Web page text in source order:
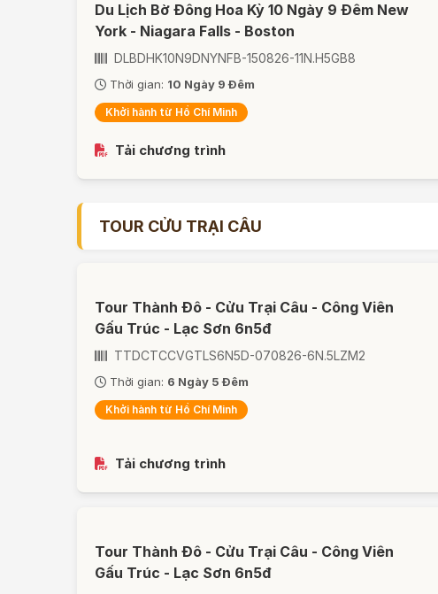
Du Lịch Bờ Đông Hoa Kỳ 10 Ngày 9 Đêm New
York - Niagara Falls - Boston
DLBDHK10N9DNYNFB-150826-11N.H5GB8
Thời gian: 10 Ngày 9 Đêm
Khởi hành từ Hồ Chí Minh
Tải chương trình
TOUR CỬU TRẠI CÂU
Tour Thành Đô - Cửu Trại Câu - Công Viên
Gấu Trúc - Lạc Sơn 6n5đ
TTDCTCCVGTLS6N5D-070826-6N.5LZM2
Thời gian: 6 Ngày 5 Đêm
Khởi hành từ Hồ Chí Minh
Tải chương trình
Tour Thành Đô - Cửu Trại Câu - Công Viên
Gấu Trúc - Lạc Sơn 6n5đ